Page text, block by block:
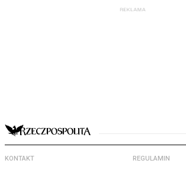
KONTAKT REGULAMIN